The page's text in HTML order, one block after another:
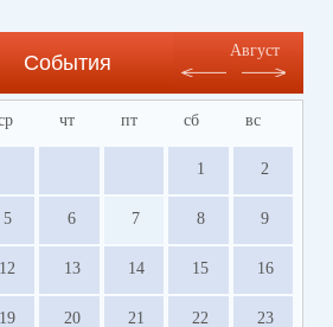
События
Август
чт пт сб вс
1 2
5 6 7 8 9
12 13 14 15 16
19 20 21 22 23